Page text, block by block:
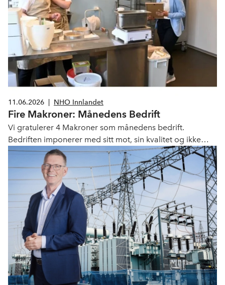
11.06.2026 NHO Innlandet
Fire Makroner: Månedens Bedrift
Vi gratulerer 4 Makroner som månedens bedrift.
Bedriften imponerer med sitt mot, sin kvalitet og ikke
minst historien bak – som viser hva som er mulig når man
tør å satse, sier seniorrådgiver Linn Alicia Slora
Kristiansen i NHO Innlandet.